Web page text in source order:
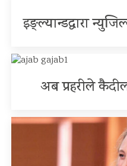
इङ्ल्यान्डद्वारा
अब प्रहरीले